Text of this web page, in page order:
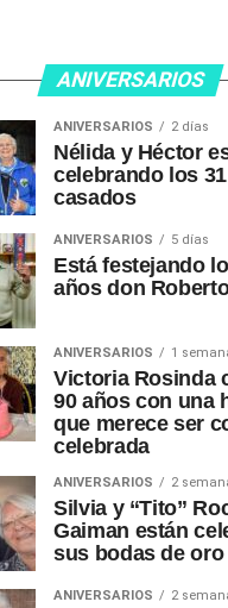
ANIVERSARIOS
ANIVERSARIOS 2 días
Nélida y Héctor
celebrando los
casados
ANIVERSARIOS 5 días
Está festejando
años don
ANIVERSARIOS 1
Victoria Rosinda
90 años con una
que merece ser
celebrada
ANIVERSARIOS 2
Silvia y “Tito”
Gaiman están
sus bodas de oro
ANIVERSARIOS 2